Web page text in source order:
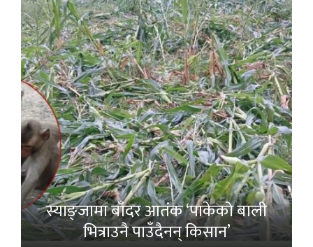
स्याङ्जामा बाँदर आतंक ‘पाकेको बाली
भित्राउनै पाउँदैनन् किसान’